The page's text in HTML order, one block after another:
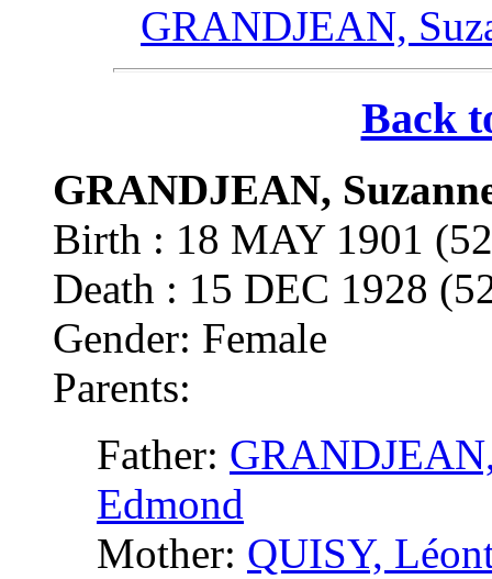
GRANDJEAN,
Back
GRANDJEAN,
Birth : 18 MAY 1901
Death : 15 DEC 1928
Gender: Female
Parents:
Father:
Edmond
Mother: QUISY,